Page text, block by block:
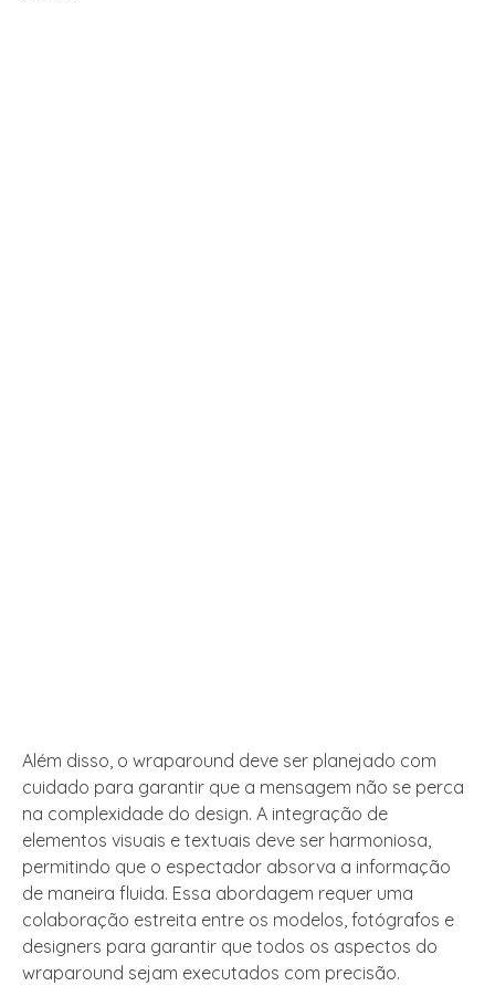
Além disso, o wraparound deve ser planejado com
cuidado para garantir que a mensagem não se perca
na complexidade do design. A integração de
elementos visuais e textuais deve ser harmoniosa,
permitindo que o espectador absorva a informação
de maneira fluida. Essa abordagem requer uma
colaboração estreita entre os modelos, fotógrafos e
designers para garantir que todos os aspectos do
wraparound sejam executados com precisão.